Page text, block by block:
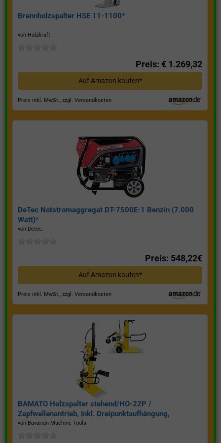
Brennholzspalter HSE 11-1100*
von Holzkraft
Preis: € 1.269,32
Auf Amazon kaufen*
Preis inkl. MwSt., zzgl. Versandkosten
DeTec Notstromaggregat DT-7500E-1 Benzin (7.000
Watt)*
von Detec.
Preis: 548,22€
Auf Amazon kaufen*
Preis inkl. MwSt., zzgl. Versandkosten
BAMATO Holzspalter stehend/HO-22P /
Zapfwellenantrieb, Inkl. Dreipunktaufhängung,
Spaltkraft 22 Tonnen*
von Bavarian Machine Tools